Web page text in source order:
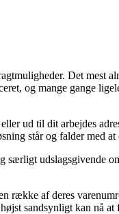
Det
og mange gange
ud til dit arbejdes
står og falder med
udslagsgivende
række af deres
sandsynligt kan nå